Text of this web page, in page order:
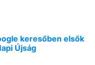
keresőben elsők
Újság